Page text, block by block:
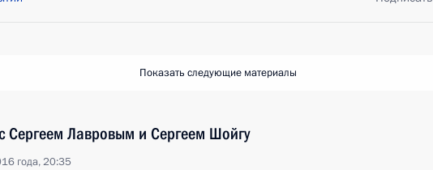
Показать следующие материалы
Сергеем Лавровым и Сергеем Шойгу
года, 20:35